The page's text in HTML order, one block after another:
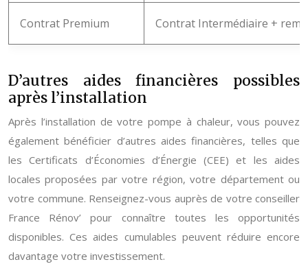
Contrat Premium Contrat Intermédiaire +
D’autres aides financières possibles
après l’installation
Après l’installation de votre pompe à chaleur, vous pouvez
également bénéficier d’autres aides financières, telles que
les Certificats d’Économies d’Énergie (CEE) et les aides
locales proposées par votre région, votre département ou
votre commune. Renseignez-vous auprès de votre conseiller
France Rénov’ pour connaître toutes les opportunités
disponibles. Ces aides cumulables peuvent réduire encore
davantage votre investissement.